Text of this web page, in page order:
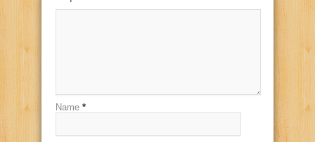
Name *